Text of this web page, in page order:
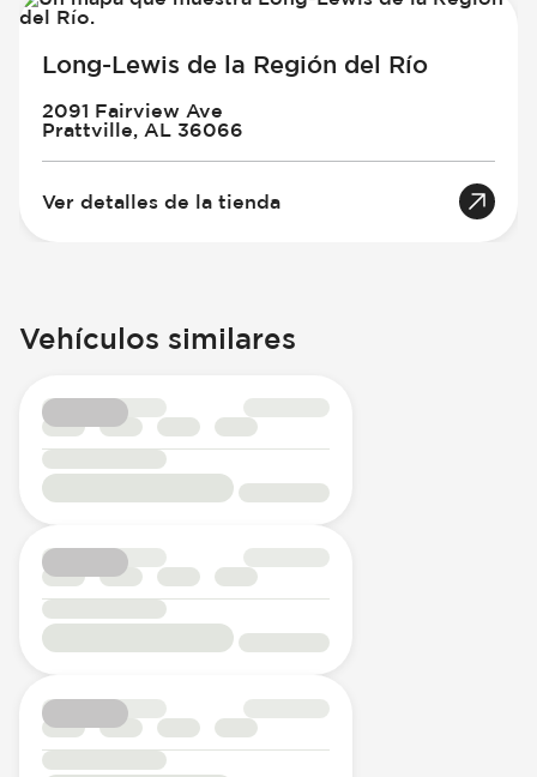
Long-Lewis de la Región del Río
2091 Fairview Ave
Prattville, AL 36066
Ver detalles de la tienda
Vehículos similares